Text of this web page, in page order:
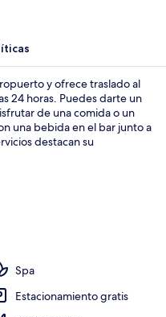
y ofrece traslado al
24 horas. Puedes darte un
de una comida o un
una bebida en el bar junto a
destacan su
Spa
Estacionamiento gratis